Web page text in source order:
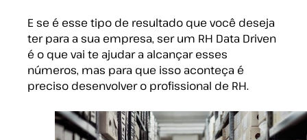
E se é esse tipo de resultado que você deseja
ter para a sua empresa, ser um RH Data Driven
é o que vai te ajudar a alcançar esses
números, mas para que isso aconteça é
preciso desenvolver o profissional de RH.